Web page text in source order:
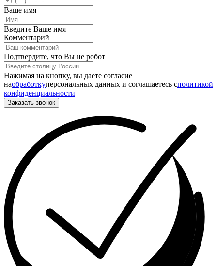
Ваше имя
Введите Ваше имя
Комментарий
Подтвердите, что Вы не робот
Нажимая на кнопку, вы даете согласие
наобработкуперсональных данных и соглашаетесь cполитикой
конфиденциальности
Заказать звонок